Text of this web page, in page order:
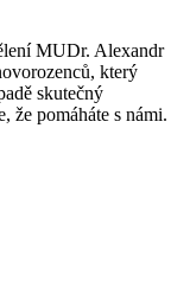
MUDr. Alexandr
který
skutečný
že pomáháte s námi.